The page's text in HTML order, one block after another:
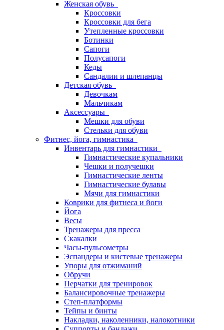
Женская обувь
Кроссовки
Кроссовки для бега
Утепленные кроссовки
Ботинки
Сапоги
Полусапоги
Кеды
Сандалии и шлепанцы
Детская обувь
Девочкам
Мальчикам
Аксессуары
Мешки для обуви
Стельки для обуви
Фитнес, йога, гимнастика
Инвентарь для гимнастики
Гимнастические купальники
Чешки и получешки
Гимнастические ленты
Гимнастические булавы
Мячи для гимнастики
Коврики для фитнеса и йоги
Йога
Весы
Тренажеры для пресса
Скакалки
Часы-пульсометры
Эспандеры и кистевые тренажеры
Упоры для отжиманий
Обручи
Перчатки для тренировок
Балансировочные тренажеры
Степ-платформы
Тейпы и бинты
Накладки, наколенники, налокотники